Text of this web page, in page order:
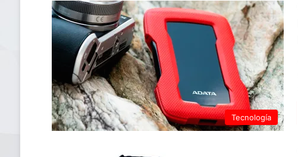
Tecnología